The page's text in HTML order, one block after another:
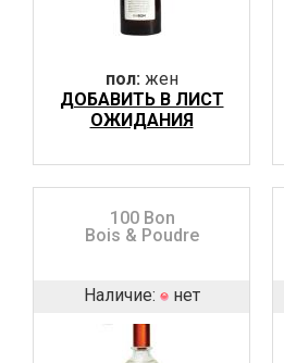
пол:жен
ДОБАВИТЬ В ЛИСТ
ОЖИДАНИЯ
100 Bon
Bois & Poudre
Наличие: нет